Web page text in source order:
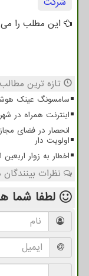
این مطلب را
تازه ترین
سامسونگ عینک
اینترنت همراه در
انحصار در فضای
اولویت دار
اخطار به زوار اربعین این کار
نظرات
لطفا شما